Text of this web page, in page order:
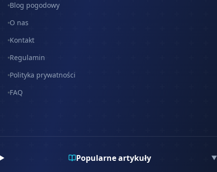
Blog pogodowy
O nas
Kontakt
Regulamin
Polityka prywatności
FAQ
Popularne artykuły ▼